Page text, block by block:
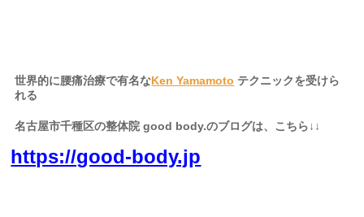
世界的に腰痛治療で有名なKen Yamamoto テクニックを受けら
れる
名古屋市千種区の整体院 good body.のブログは、こちら↓↓
https://good-body.jp